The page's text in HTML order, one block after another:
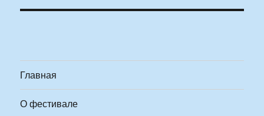
Главная
О фестивале